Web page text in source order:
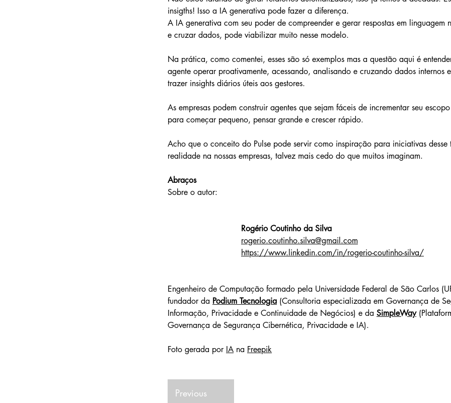
insigths! Isso a IA generativa pode fazer a diferença.
A IA generativa com seu poder de compreender e gerar respostas em linguagem
e cruzar dados, pode viabilizar muito nesse modelo.
Na prática, como comentei, esses são só exemplos mas a questão aqui é
agente operar proativamente, acessando, analisando e cruzando dados internos
trazer insights diários úteis aos gestores.
As empresas podem construir agentes que sejam fáceis de incrementar seu
para começar pequeno, pensar grande e crescer rápido.
Acho que o conceito do Pulse pode servir como inspiração para iniciativas desse
realidade na nossas empresas, talvez mais cedo do que muitos imaginam.
Abraços
Sobre o autor:
Rogério Coutinho da Silva
rogerio.coutinho.silva@gmail.com
https://www.linkedin.com/in/rogerio-coutinho-silva/
Engenheiro de Computação formado pela Universidade Federal de São Carlos
fundador da Podium Tecnologia (Consultoria especializada em Governança de
Informação, Privacidade e Continuidade de Negócios) e da SimpleWay
Governança de Segurança Cibernética, Privacidade e IA).
Foto gerada por IA na Freepik
Previous